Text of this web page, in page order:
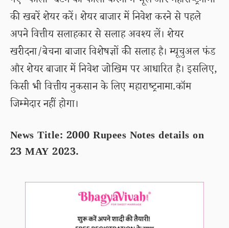
की खबरें शेयर करें। शेयर बाजार में निवेश करने से पहले
अपने वित्तीय सलाहकार से सलाह अवश्य लें। शेयर
खरीदना/बेचना बाजार विशेषज्ञों की सलाह है। म्यूचुअल फंड
और शेयर बाजार में निवेश जोखिम पर आधारित है। इसलिए,
किसी भी वित्तीय नुकसान के लिए महाराष्ट्रनामा.कॉम
जिम्मेदार नहीं होगा।
News Title: 2000 Rupees Notes details on
23 MAY 2023.